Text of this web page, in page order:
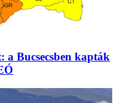
a Bucsecsben kapták